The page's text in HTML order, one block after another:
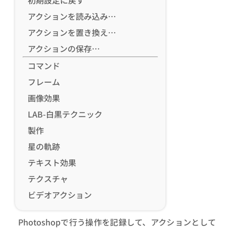
アクションを読み込み…
アクションを置き換え…
アクションの保存…
コマンド
フレーム
画像効果
LAB-白黒テクニック
製作
星の軌跡
テキスト効果
テクスチャ
ビデオアクション
Photoshopで行う操作を記録して、アクションとして